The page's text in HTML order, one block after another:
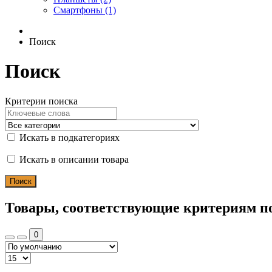
Смартфоны (1)
Поиск
Поиск
Критерии поиска
Искать в подкатегориях
Искать в описании товара
Товары, соответствующие критериям
0